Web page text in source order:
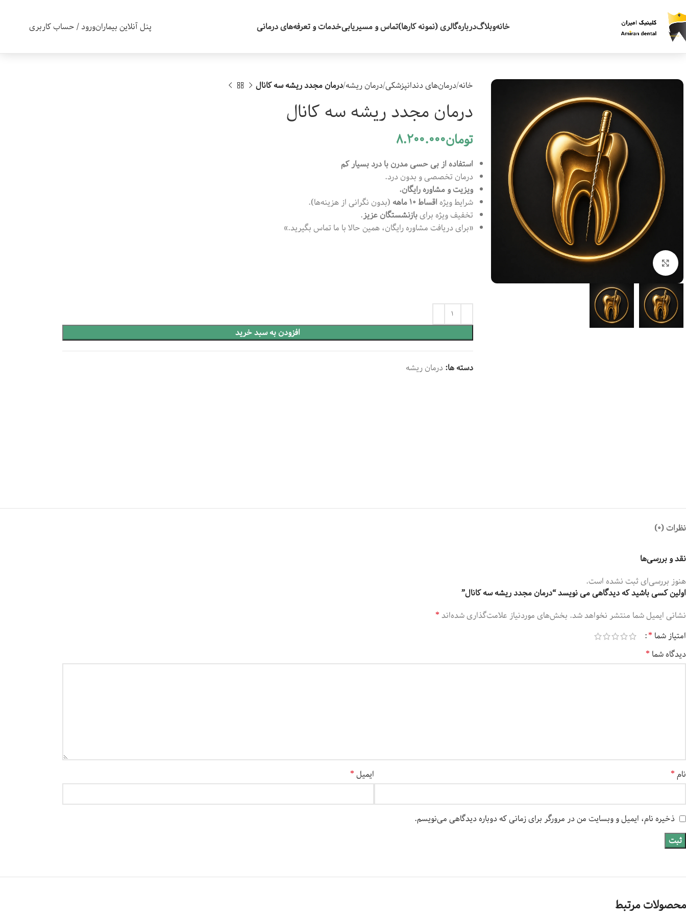
خانهوبلاگدربارهگالری (نمونه کارها)تماس و مسیریابیخدمات و تعرفه‌های درمانی پنل آنلاین بیمارانورود / حساب کاربری
خانهدرمان‌های دندانپزشکیدرمان ریشهدرمان مجدد ریشه سه کانال
درمان مجدد ریشه سه کانال
تومان8.200.000
استفاده از بی حسی مدرن با درد بسیار کم
درمان تخصصی و بدون درد.
ویزیت و مشاوره رایگان.
شرایط ویژه اقساط ۱۰ ماهه
(بدون نگرانی از هزینه‌ها).
تخفیف ویژه برایبازنشستگان عزیز.
«برای دریافت مشاوره رایگان، همین حالا با ما تماس بگیرید.»
افزودن به سبد خرید
دسته ها:درمان ریشه
نظرات (0)
نقد و بررسی‌ها
هنوز بررسی‌ای ثبت نشده است.
اولین کسی باشید که دیدگاهی می نویسد “درمان مجدد ریشه سه کانال”
نشانی ایمیل شما منتشر نخواهد شد. بخش‌های موردنیاز علامت‌گذاری شده‌اند*
امتیاز شما *
دیدگاه شما *
نام* ایمیل*
ذخیره نام، ایمیل و وبسایت من در مرورگر برای زمانی که دوباره دیدگاهی می‌نویسم.
محصولات مرتبط